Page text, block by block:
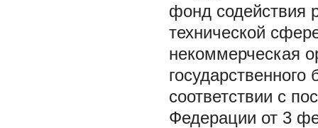
фонд содействия
технической
некоммерческая
соответствии с
Федерации от 3